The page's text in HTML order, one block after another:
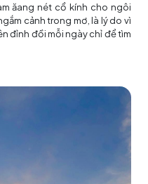
ăang nét cổ kính cho ngôi
cảnh trong mơ, là lý do vì
đỉnh đồi mỗi ngày chỉ để tìm